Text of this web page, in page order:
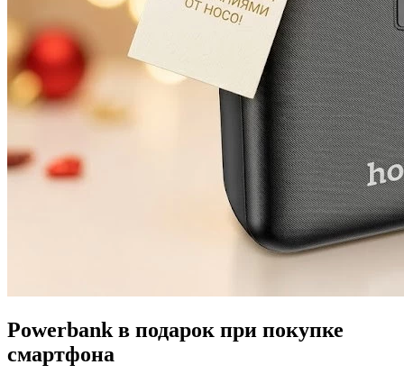
Powerbank в подарок при покупке
смартфона